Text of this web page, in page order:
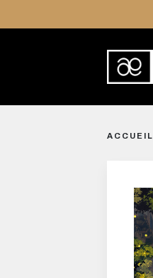
ACCUEIL